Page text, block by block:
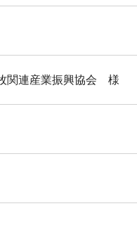
関連産業振興協会 様